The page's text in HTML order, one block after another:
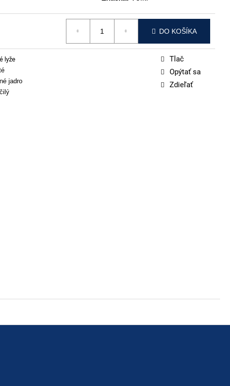
DO KOŠÍKA
lyže
jadro
Tlač
Opýtať sa
Zdieľať